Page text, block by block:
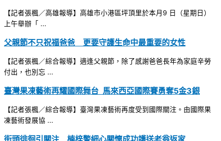
【記者張楓／高雄報導】高雄市小港區坪頂里於本月9 日（星期日）
上午舉辦「 ...
父親節不只祝福爸爸 更要守護生命中最重要的女性
【記者張楓／綜合報導】適逢父親節，除了感謝爸爸長年為家庭辛勞
付出，也別忘 ...
臺灣果凍藝術再耀國際舞台 馬來西亞國際賽勇奪5金3銀
【記者張楓／綜合報導】臺灣果凍藝術再度受到國際關注。由國際果
凍藝術發展協 ...